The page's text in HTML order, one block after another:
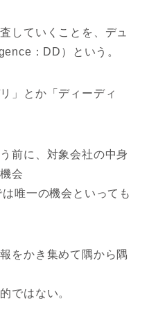
していくことを、デュ
：DD）という。
」とか「ディーディ
前に、対象会社の中身
会
唯一の機会といっても
をかき集めて隅から隅
ではない。